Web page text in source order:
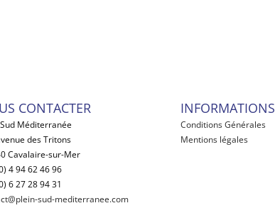
CONTACTER
Méditerranée
des Tritons
Cavalaire-sur-Mer
4 94 62 46 96
6 27 28 94 31
sud-mediterranee.com
INFORMATIONS
Conditions Générales
Mentions légales